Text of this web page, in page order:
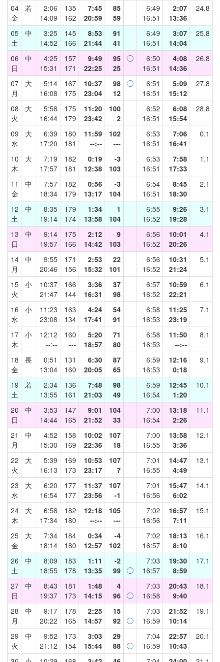
04
金
若
2:06
14:09
135
162
7:45
20:59
85
59
6:49
16:51
2:07
13:36
24.8
05
土
中
3:25
14:52
145
166
8:53
21:44
91
41
6:49
16:51
3:07
14:04
25.8
06
日
中
4:25
15:31
157
171
9:49
22:25
95
25
◯
6:50
16:51
4:08
14:36
26.8
07
月
大
5:14
16:08
167
175
10:37
23:04
98
12
◯
6:51
16:51
5:09
15:12
27.8
08
火
大
5:58
16:44
175
179
11:20
23:42
100
2
6:52
16:51
6:08
15:54
28.8
09
水
大
6:39
17:20
180
181
11:59
--:--
102
---
6:53
16:51
7:06
16:41
0.1
10
木
大
7:19
17:57
182
181
0:19
12:38
-3
103
6:53
16:51
7:58
17:33
1.1
11
金
中
7:57
18:34
182
179
0:56
13:17
-3
104
6:54
16:51
8:45
18:30
2.1
12
土
中
8:35
19:14
179
174
1:34
13:58
1
104
6:55
16:52
9:26
19:28
3.1
13
日
中
9:14
19:57
175
166
2:12
14:42
9
103
6:56
16:52
10:01
20:26
4.1
14
月
中
9:55
20:46
171
156
2:53
15:32
22
101
6:56
16:52
10:31
21:24
5.1
15
火
小
10:37
21:47
166
144
3:36
16:31
37
98
6:57
16:52
10:59
22:21
6.1
16
水
小
11:23
23:08
163
134
4:24
17:41
54
91
6:58
16:53
11:25
23:19
7.1
17
木
小
12:12
--:--
160
---
5:20
18:57
71
80
6:58
16:53
11:50
--:--
8.1
18
金
長
0:51
13:04
131
160
6:30
20:05
87
65
6:59
16:53
12:16
0:18
9.1
19
土
若
2:34
13:55
136
161
7:48
21:03
98
49
6:59
16:54
12:45
1:20
10.1
20
日
中
3:53
14:44
147
165
9:01
21:52
104
33
7:00
16:54
13:18
2:26
11.1
21
月
中
4:52
15:30
158
169
10:02
22:36
107
18
7:00
16:55
13:58
3:36
12.1
22
火
大
5:39
16:13
169
173
10:53
23:17
107
7
7:01
16:55
14:47
4:49
13.1
23
水
大
6:20
16:54
177
177
11:37
23:56
107
-1
7:01
16:56
15:47
6:02
14.1
24
木
大
6:58
17:34
182
180
12:18
--:--
105
---
7:02
16:56
16:57
7:11
15.1
25
金
大
7:34
18:14
184
180
0:34
12:57
-4
102
7:02
16:57
18:13
8:10
16.1
26
土
中
8:09
18:55
183
178
1:11
13:35
-2
99 ◯
7:03
16:57
19:30
8:59
17.1
27
日
中
8:43
19:37
181
173
1:48
14:15
4
96 ◯
7:03
16:58
20:43
9:40
18.1
28
月
中
9:17
20:22
178
165
2:25
14:57
15
92 ◯
7:03
16:59
21:52
10:14
19.1
29
火
中
9:52
21:12
173
154
3:03
15:44
29
88 ◯
7:04
16:59
22:57
10:43
20.1